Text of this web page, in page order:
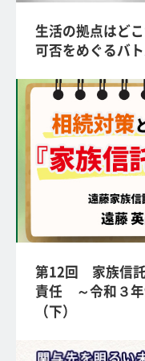
生活の拠点はど
可否をめぐるバ
第12回 家族信
責任 ～令和３年
（下）